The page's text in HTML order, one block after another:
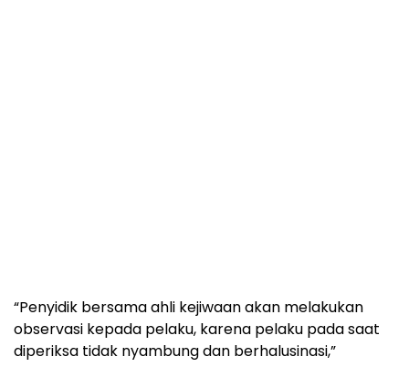
“Penyidik bersama ahli kejiwaan akan melakukan
observasi kepada pelaku, karena pelaku pada saat
diperiksa tidak nyambung dan berhalusinasi,”